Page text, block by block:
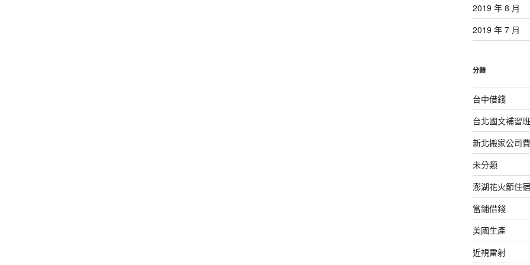
2019 年 8 月
2019 年 7 月
分類
台中借錢
台北國文補習班
新北搬家公司
未分類
澎湖花火節住
當鋪借錢
美國生產
近視雷射